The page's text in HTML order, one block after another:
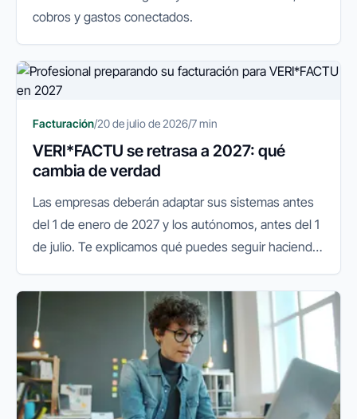
cobros y gastos conectados.
Facturación/20 de julio de 2026/7 min
VERI*FACTU se retrasa a 2027: qué
cambia de verdad
Las empresas deberán adaptar sus sistemas antes
del 1 de enero de 2027 y los autónomos, antes del 1
de julio. Te explicamos qué puedes seguir haciendo